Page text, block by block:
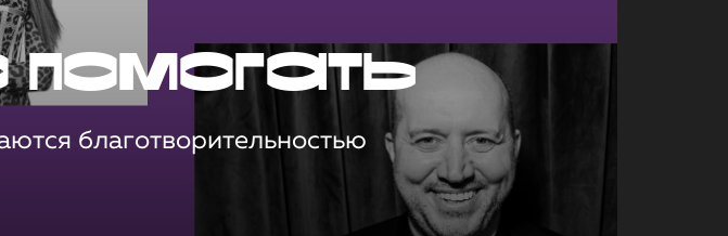
помогать
благотворительностью